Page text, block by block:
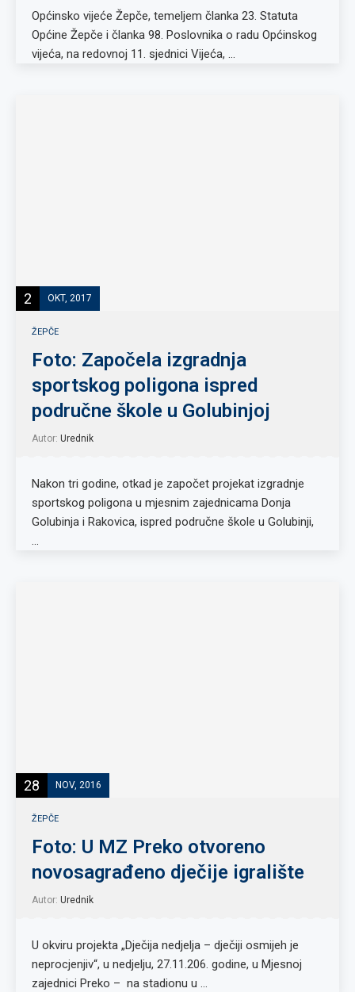
Općinsko vijeće Žepče, temeljem članka 23. Statuta
Općine Žepče i članka 98. Poslovnika o radu Općinskog
vijeća, na redovnoj 11. sjednici Vijeća, …
2 OKT, 2017
ŽEPČE
Foto: Započela izgradnja
sportskog poligona ispred
područne škole u Golubinjoj
Autor: Urednik
Nakon tri godine, otkad je započet projekat izgradnje
sportskog poligona u mjesnim zajednicama Donja
Golubinja i Rakovica, ispred područne škole u Golubinji,
…
28 NOV, 2016
ŽEPČE
Foto: U MZ Preko otvoreno
novosagrađeno dječije igralište
Autor: Urednik
U okviru projekta „Dječija nedjelja – dječiji osmijeh je
neprocjenjiv“, u nedjelju, 27.11.206. godine, u Mjesnoj
zajednici Preko – na stadionu u …